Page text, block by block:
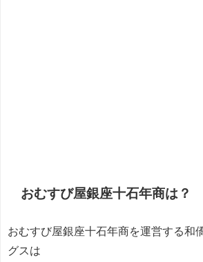
おむすび屋銀座十石年商は？
おむすび屋銀座十石年商を運営する和
グスは